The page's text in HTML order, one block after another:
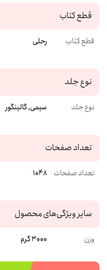
قطع کتاب
قطع کتاب رحلی
نوع جلد
نوع جلد سیمی, گالینگور
تعداد صفحات
تعداد صفحات 1048
سایر ویژگی‌های محصول
وزن 3000 گرم